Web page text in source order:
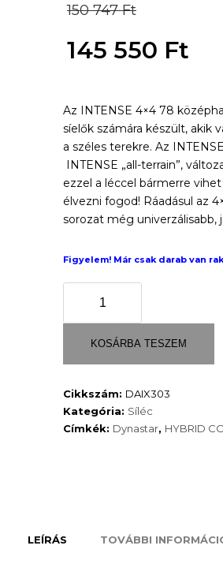
150 747Ft
price
150
747 Ft.
145 550 Ft
price
is:
145
550 Ft.
Az INTENSE 4×4 78
síelők számára készült, akik
a széles terekre. Az
INTENSE „all-terrain”,
ezzel a léccel bármerre
élvezni fogod! Ráadásul az
sorozat még univerzálisabb,
Figyelem! Már csak darab van
78
(XPRESS
rendelésre
mennyiség
KOSÁRBA TESZEM
Cikkszám: DAIX303
Kategória: Síléc
Címkék: Dynastar, HYBRID
LEÍRÁS TOVÁBBI